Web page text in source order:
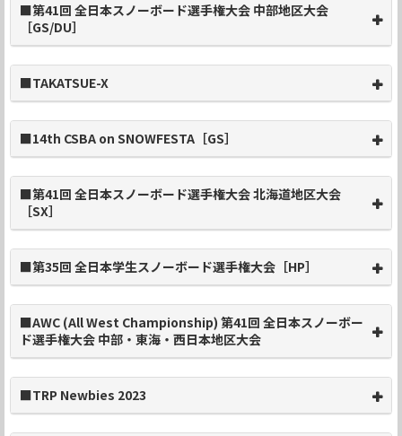
■第41回 全日本スノーボード選手権大会 中部地区大会
［GS/DU］
■TAKATSUE-X
■14th CSBA on SNOWFESTA［GS］
■第41回 全日本スノーボード選手権大会 北海道地区大会
［SX］
■第35回 全日本学生スノーボード選手権大会［HP］
■AWC (All West Championship) 第41回 全日本スノーボー
ド選手権大会 中部・東海・西日本地区大会
■TRP Newbies 2023